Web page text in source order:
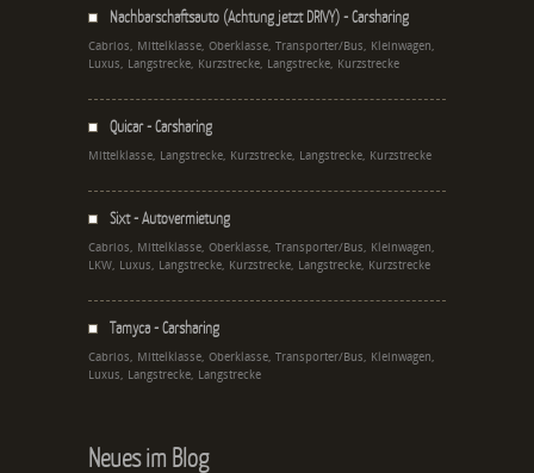
Nachbarschaftsauto (Achtung jetzt DRIVY) - Carsharing
Cabrios, Mittelklasse, Oberklasse, Transporter/Bus, Kleinwagen,
Luxus, Langstrecke, Kurzstrecke, Langstrecke, Kurzstrecke
Quicar - Carsharing
Mittelklasse, Langstrecke, Kurzstrecke, Langstrecke, Kurzstrecke
Sixt - Autovermietung
Cabrios, Mittelklasse, Oberklasse, Transporter/Bus, Kleinwagen,
LKW, Luxus, Langstrecke, Kurzstrecke, Langstrecke, Kurzstrecke
Tamyca - Carsharing
Cabrios, Mittelklasse, Oberklasse, Transporter/Bus, Kleinwagen,
Luxus, Langstrecke, Langstrecke
Neues im Blog